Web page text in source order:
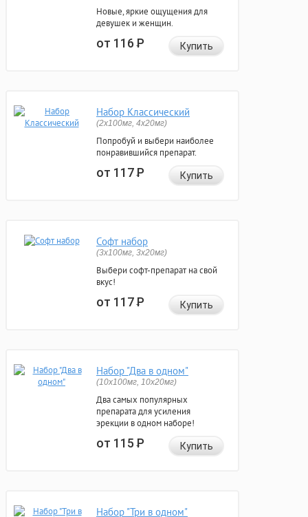
Новые, яркие ощущения для
девушек и женщин.
от 116Р Купить
Набор Классический
(2x100мг, 4x20мг)
Попробуй и выбери наиболее
понравившийся препарат.
от 117Р Купить
Софт набор
(3x100мг, 3x20мг)
Выбери софт-препарат на свой
вкус!
от 117Р Купить
Набор "Два в одном"
(10x100мг, 10x20мг)
Два самых популярных
препарата для усиления
эрекции в одном наборе!
от 115Р Купить
Набор "Три в одном"